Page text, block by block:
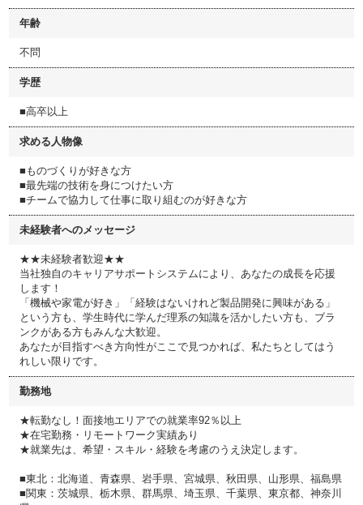
年齢
不問
学歴
■高卒以上
求める人物像
■ものづくりが好きな方
■最先端の技術を身につけたい方
■チームで協力して仕事に取り組むのが好きな方
未経験者へのメッセージ
★★未経験者歓迎★★
当社独自のキャリアサポートシステムにより、あなたの成長を応援
します！
「機械や家電が好き」「経験はないけれど製品開発に興味がある」
という方も、学生時代に学んだ理系の知識を活かしたい方も、ブラ
ンクがある方もみんな大歓迎。
あなたが目指すべき方向性がここで見つかれば、私たちとしてはう
れしい限りです。
勤務地
★転勤なし！面接地エリアでの就業率92％以上
★在宅勤務・リモートワーク実績あり
★就業先は、希望・スキル・経験を考慮のうえ決定します。
■東北：北海道、青森県、岩手県、宮城県、秋田県、山形県、福島県
■関東：茨城県、栃木県、群馬県、埼玉県、千葉県、東京都、神奈川